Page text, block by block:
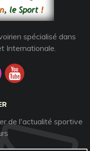
spécialisé dans
Internationale.
de l'actualité sportive